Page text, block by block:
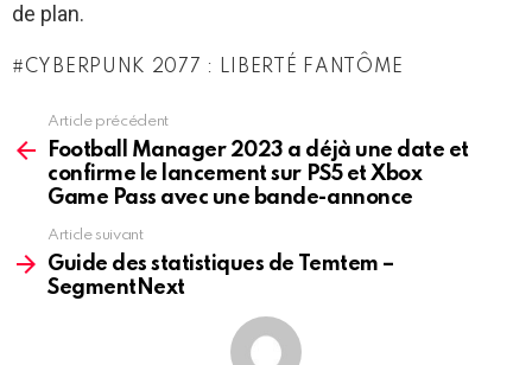
de plan.
CYBERPUNK 2077 : LIBERTÉ FANTÔME
more
Article précédent
Football Manager 2023 a déjà une date et
confirme le lancement sur PS5 et Xbox
Game Pass avec une bande-annonce
Article suivant
Guide des statistiques de Temtem –
SegmentNext